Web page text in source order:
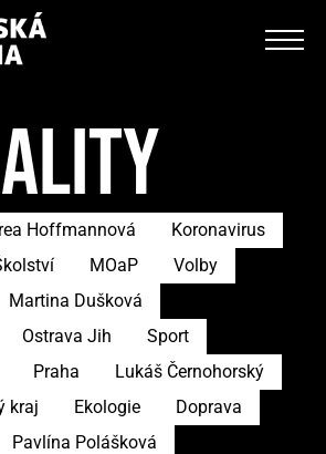
Hoffmannová
Koronavirus
MOaP
Volby
Martina Dušková
Ostrava Jih
Sport
Praha
Lukáš Černohorský
kraj
Ekologie
Doprava
Pavlína Polášková